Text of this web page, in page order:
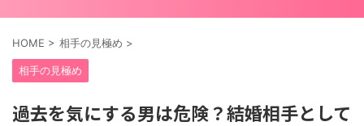
HOME > 相手の見極め >
相手の見極め
過去を気にする男は危険？結婚相手として